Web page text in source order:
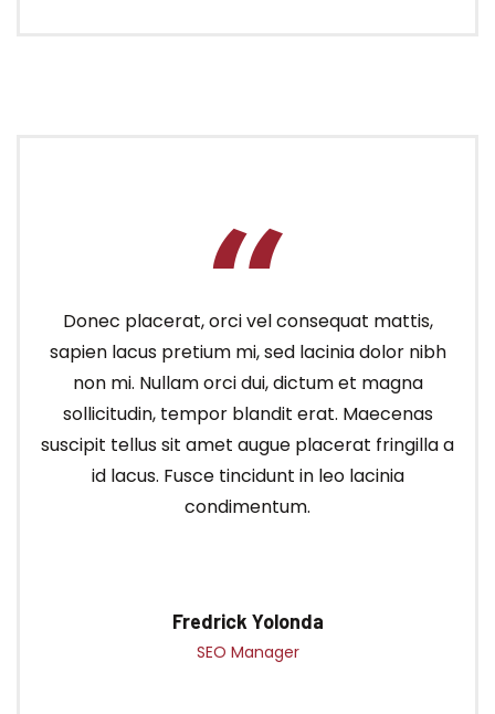
Donec placerat, orci vel consequat mattis,
sapien lacus pretium mi, sed lacinia dolor nibh
non mi. Nullam orci dui, dictum et magna
sollicitudin, tempor blandit erat. Maecenas
suscipit tellus sit amet augue placerat fringilla a
id lacus. Fusce tincidunt in leo lacinia
condimentum.
Fredrick Yolonda
SEO Manager